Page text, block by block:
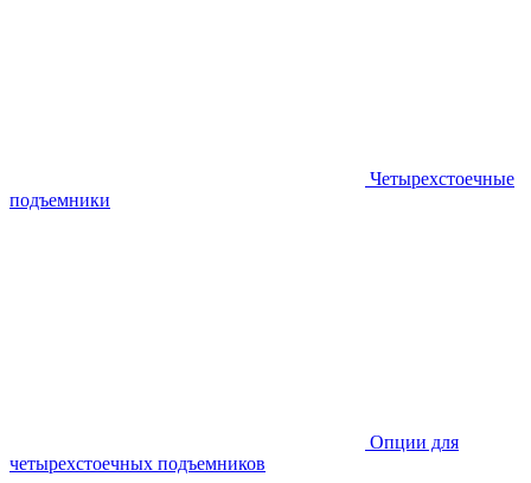
Четырехстоечные
подъемники
Опции для
четырехстоечных подъемников